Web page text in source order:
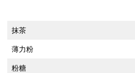
抹茶
薄力粉
粉糖